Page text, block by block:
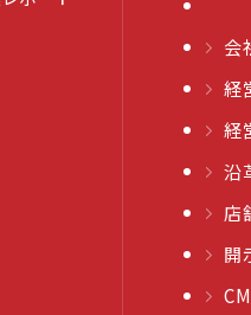
会
経
経
沿
店
開